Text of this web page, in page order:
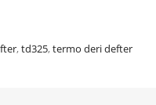
,td325,termo deri defter